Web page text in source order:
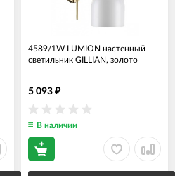
4589/1W LUMION настенный
светильник GILLIAN, золото
5 093 ₽
В наличии